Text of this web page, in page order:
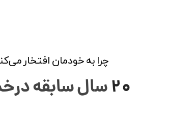
چرا به خودمان افتخار
20سال سابقه